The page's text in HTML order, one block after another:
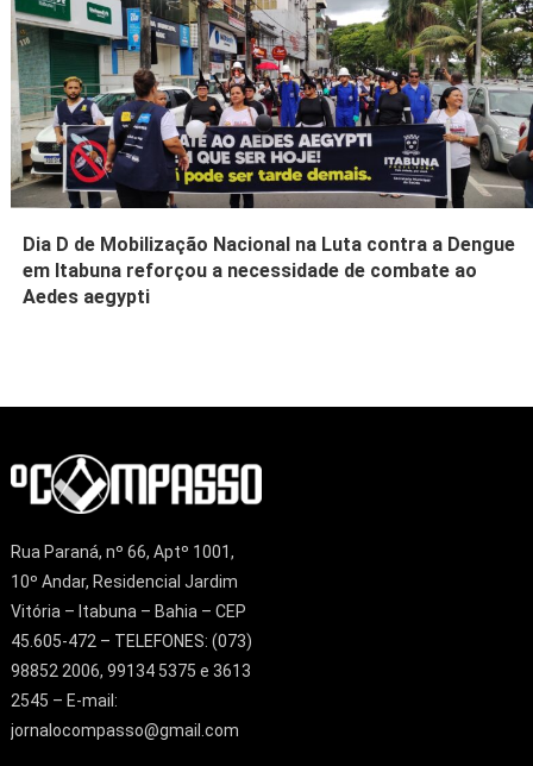
Dia D de Mobilização Nacional na Luta contra a Dengue
em Itabuna reforçou a necessidade de combate ao
Aedes aegypti
Rua Paraná, nº 66, Aptº 1001,
10º Andar, Residencial Jardim
Vitória – Itabuna – Bahia – CEP
45.605-472 – TELEFONES: (073)
98852 2006, 99134 5375 e 3613
2545 – E-mail:
jornalocompasso@gmail.com